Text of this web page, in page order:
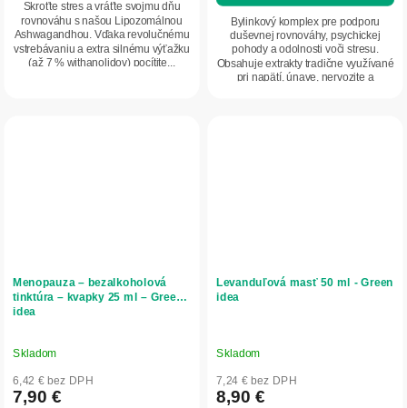
hviezdičiek.
Skroťte stres a vráťte svojmu dňu
rovnováhu s našou Lipozomálnou
Ashwagandhou. Vďaka revolučnému
vstrebávaniu a extra silnému výťažku
(až 7 % withanolidov) pocítite...
Bylinkový komplex pre podporu
duševnej rovnováhy, psychickej
pohody a odolnosti voči stresu.
Obsahuje extrakty tradične využívané
pri napätí, únave, nervozite a
Menopauza – bezalkoholová
tinktúra – kvapky 25 ml – Green
idea
Skladom
6,42 € bez DPH
7,90 €
Levanduľová masť 50 ml - Green
idea
Skladom
7,24 € bez DPH
8,90 €